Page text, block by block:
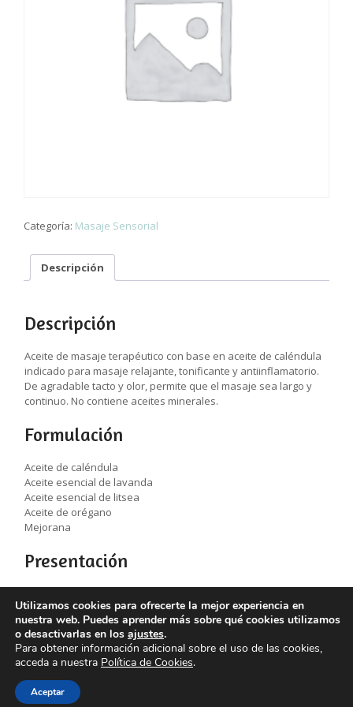
Categoría: Masaje Sensorial
Descripción
Descripción
Aceite de masaje terapéutico con base en aceite de caléndula
indicado para masaje relajante, tonificante y antiinflamatorio.
De agradable tacto y olor, permite que el masaje sea largo y
continuo. No contiene aceites minerales.
Formulación
Aceite de caléndula
Aceite esencial de lavanda
Aceite esencial de litsea
Aceite de orégano
Mejorana
Presentación
© 2023 LABORATORIOS DUANER |
Utilizamos cookies para ofrecerte la mejor experiencia en
nuestra web. Puedes aprender más sobre qué cookies utilizamos
o desactivarlas en los ajustes.
Para obtener información adicional sobre el uso de las cookies,
acceda a nuestra Política de Cookies.
Aceptar